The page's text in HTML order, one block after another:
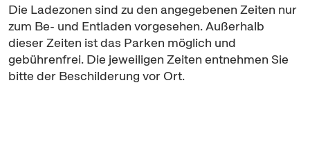
Die Ladezonen sind zu den angegebenen Zeiten nur
zum Be- und Entladen vorgesehen. Außerhalb
dieser Zeiten ist das Parken möglich und
gebührenfrei. Die jeweiligen Zeiten entnehmen Sie
bitte der Beschilderung vor Ort.